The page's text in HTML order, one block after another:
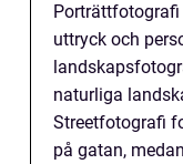
uttryck och
naturliga
Streetfotografi
på gatan,